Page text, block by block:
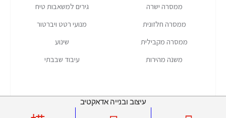
ממסרה ישרה
ממסרה חלזונית
ממסרה מקבילית
משנה מהירות
גירים למשאבות טיח
מנועי רטט ויברטור
שינוע
עיבוד שבבתי
עיצוב ובנייה אדאקטיב